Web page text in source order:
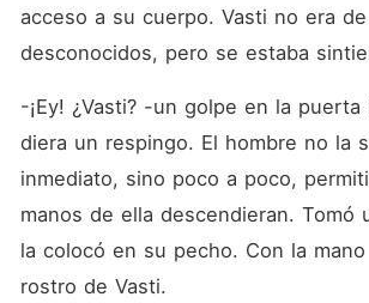
acceso a su cuerpo. Vasti no era
desconocidos, pero se estaba
-¡Ey! ¿Vasti? -un golpe en la
diera un respingo. El hombre no la
inmediato, sino poco a poco,
manos de ella descendieran. Tomó
la colocó en su pecho. Con la
rostro de Vasti.